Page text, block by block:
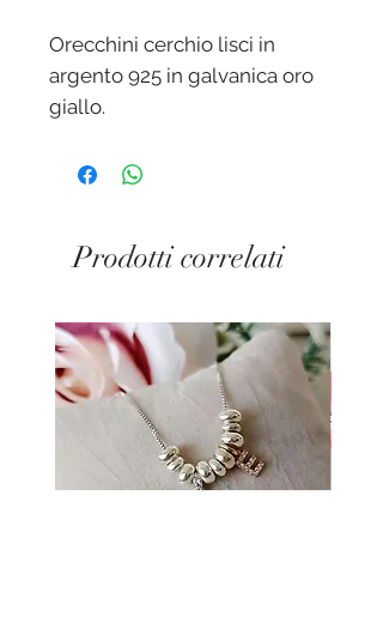
Orecchini cerchio lisci in
argento 925 in galvanica oro
giallo.
Diametro interno 1,6 cm.
Prodotti correlati